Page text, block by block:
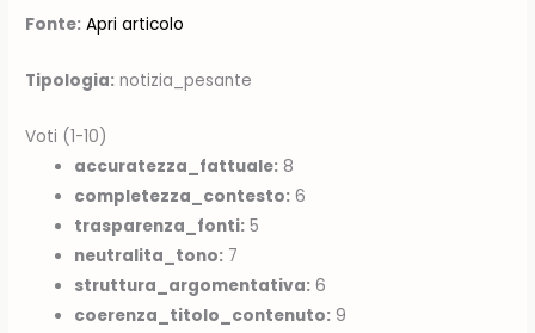
Fonte: Apri articolo
Tipologia: notizia_pesante
Voti (1-10)
accuratezza_fattuale: 8
completezza_contesto: 6
trasparenza_fonti: 5
neutralita_tono: 7
struttura_argomentativa: 6
coerenza_titolo_contenuto: 9